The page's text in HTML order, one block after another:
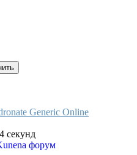
Generic Online
секунд
форум